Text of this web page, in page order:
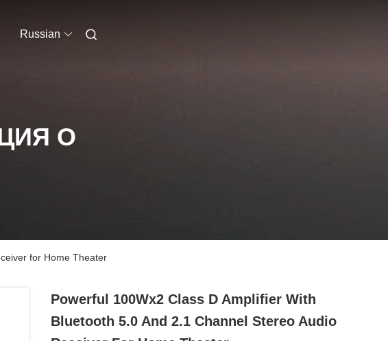
Russian
О
for Home Theater
Powerful 100Wx2 Class D Amplifier With
Bluetooth 5.0 And 2.1 Channel Stereo Audio